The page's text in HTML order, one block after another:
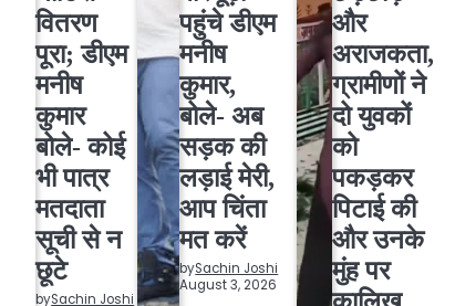
वितरण
पूरा; डीएम
मनीष
कुमार
बोले- कोई
भी पात्र
मतदाता
सूची से न
छूटे
bySachin Joshi
पहुंचे डीएम
मनीष
कुमार,
बोले- अब
सड़क की
लड़ाई मेरी,
आप चिंता
मत करें
bySachin Joshi
August 3, 2026
और
अराजकता,
ग्रामीणों ने
दो युवकों
को
पकड़कर
पिटाई की
और उनके
मुंह पर